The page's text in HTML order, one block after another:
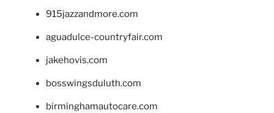
915jazzandmore.com
aguadulce-countryfair.com
jakehovis.com
bosswingsduluth.com
birminghamautocare.com